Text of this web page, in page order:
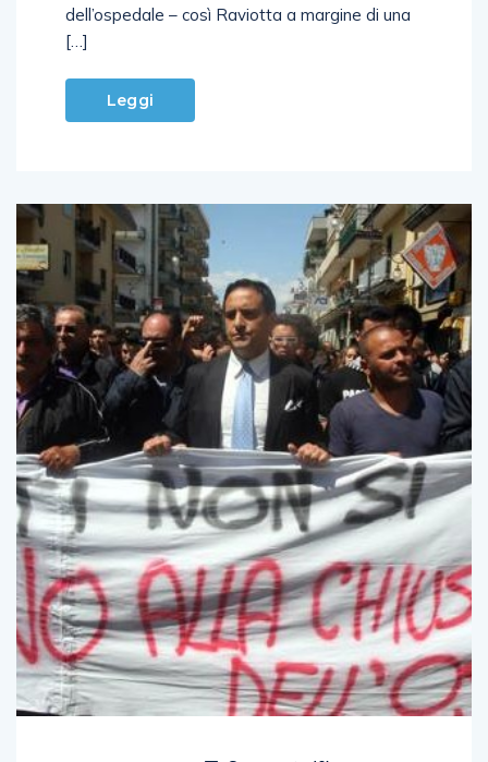
dell’ospedale – così Raviotta a margine di una
[…]
Leggi